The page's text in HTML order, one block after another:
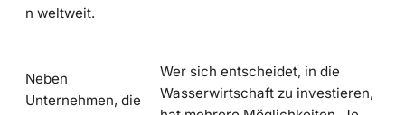
n weltweit.
Neben
Unternehmen, die
Wer sich entscheidet, in die
Wasserwirtschaft zu investieren,